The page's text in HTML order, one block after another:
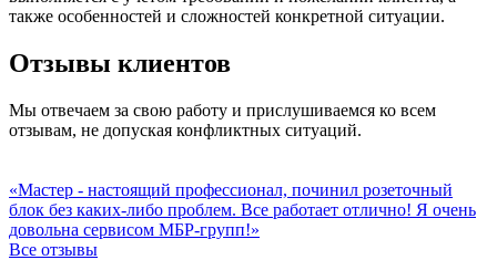
также особенностей и сложностей конкретной ситуации.
Отзывы клиентов
Мы отвечаем за свою работу и прислушиваемся ко всем
отзывам, не допуская конфликтных ситуаций.
«Мастер - настоящий профессионал, починил розеточный
блок без каких-либо проблем. Все работает отлично! Я очень
довольна сервисом МБР-групп!»
Все отзывы